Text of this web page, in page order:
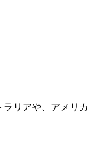
ラリアや、アメリ